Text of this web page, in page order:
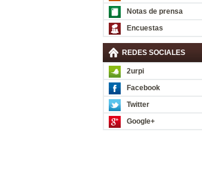
Notas de prensa
Encuestas
REDES SOCIALES
2urpi
Facebook
Twitter
Google+